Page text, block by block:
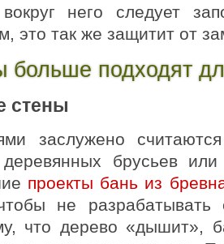
вокруг него следует
это так же защитит от
больше подходят
стены
заслужено
брусьев
проекты бань из
не разрабатывать
что дерево «дышит»,